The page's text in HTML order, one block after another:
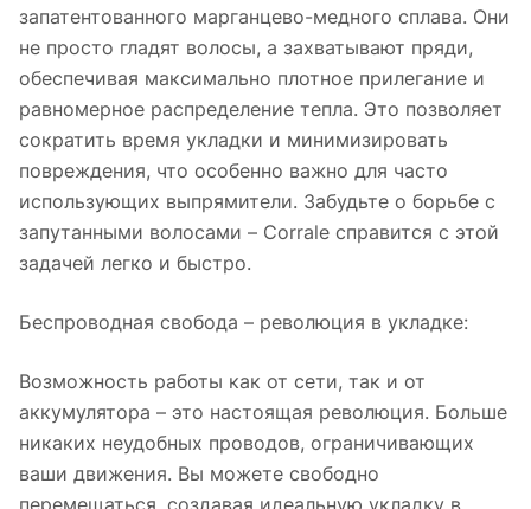
запатентованного марганцево-медного сплава. Они
не просто гладят волосы, а захватывают пряди,
обеспечивая максимально плотное прилегание и
равномерное распределение тепла. Это позволяет
сократить время укладки и минимизировать
повреждения, что особенно важно для часто
использующих выпрямители. Забудьте о борьбе с
запутанными волосами – Corrale справится с этой
задачей легко и быстро.
Беспроводная свобода – революция в укладке:
Возможность работы как от сети, так и от
аккумулятора – это настоящая революция. Больше
никаких неудобных проводов, ограничивающих
ваши движения. Вы можете свободно